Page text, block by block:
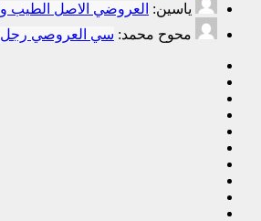
ياسين: العروضي الاصل الطيب
محوح محمد: سي العروصي رجل